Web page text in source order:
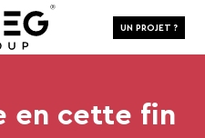
UN PROJET ?
en cette fin